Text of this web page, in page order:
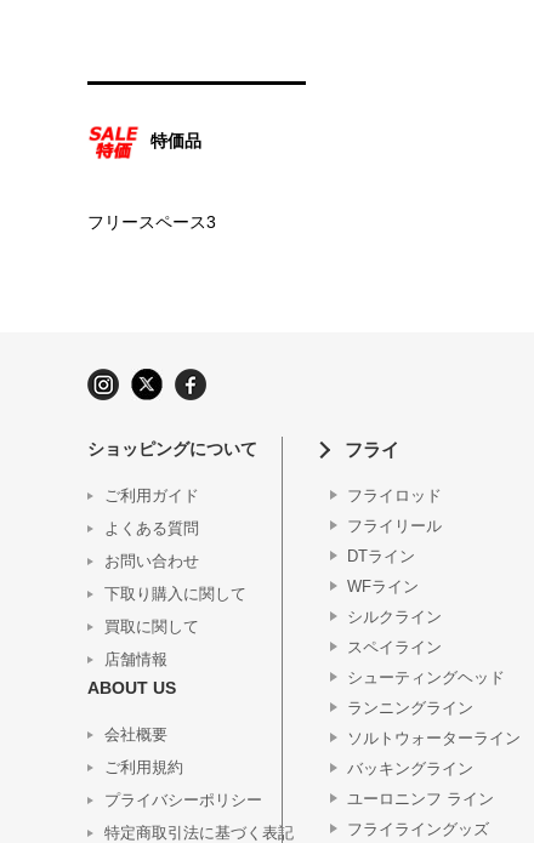
特価品
フリースペース3
ショッピングについて
ご利用ガイド
よくある質問
お問い合わせ
下取り購入に関して
買取に関して
店舗情報
ABOUT US
会社概要
ご利用規約
プライバシーポリシー
特定商取引法に基づく表記
フライ
フライロッド
フライリール
DTライン
WFライン
シルクライン
スペイライン
シューティングヘッド
ランニングライン
ソルトウォーターライン
バッキングライン
ユーロニンフ ライン
フライライングッズ